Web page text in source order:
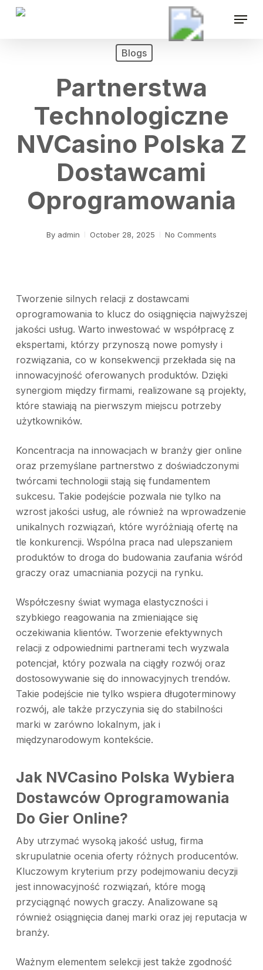
Skip
Menu
Blogs
Partnerstwa
Technologiczne
NVCasino Polska Z
Dostawcami
Oprogramowania
By admin October 28, 2025 No Comments
Tworzenie silnych relacji z dostawcami
oprogramowania to klucz do osiągnięcia najwyższej
jakości usług. Warto inwestować w współpracę z
ekspertami, którzy przynoszą nowe pomysły i
rozwiązania, co w konsekwencji przekłada się na
innowacyjność oferowanych produktów. Dzięki
synergiom między firmami, realizowane są projekty,
które stawiają na pierwszym miejscu potrzeby
użytkowników.
Koncentracja na innowacjach w branży gier online
oraz przemyślane partnerstwo z doświadczonymi
twórcami technologii stają się fundamentem
sukcesu. Takie podejście pozwala nie tylko na
wzrost jakości usług, ale również na wprowadzenie
unikalnych rozwiązań, które wyróżniają ofertę na
tle konkurencji. Wspólna praca nad ulepszaniem
produktów to droga do budowania zaufania wśród
graczy oraz umacniania pozycji na rynku.
Współczesny świat wymaga elastyczności i
szybkiego reagowania na zmieniające się
oczekiwania klientów. Tworzenie efektywnych
relacji z odpowiednimi partnerami tech wyzwala
potencjał, który pozwala na ciągły rozwój oraz
dostosowywanie się do innowacyjnych trendów.
Takie podejście nie tylko wspiera długoterminowy
rozwój, ale także przyczynia się do stabilności
marki w zarówno lokalnym, jak i
międzynarodowym kontekście.
Jak NVCasino Polska Wybiera
Dostawców Oprogramowania
Do Gier Online?
Aby utrzymać wysoką jakość usług, firma
skrupulatnie ocenia oferty różnych producentów.
Kluczowym kryterium przy podejmowaniu decyzji
jest innowacyjność rozwiązań, które mogą
przyciągnąć nowych graczy. Analizowane są
również osiągnięcia danej marki oraz jej reputacja w
branży.
Ważnym elementem selekcji jest także zgodność